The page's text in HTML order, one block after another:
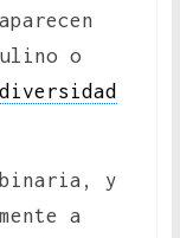
o
diversidad
binaria, y
a